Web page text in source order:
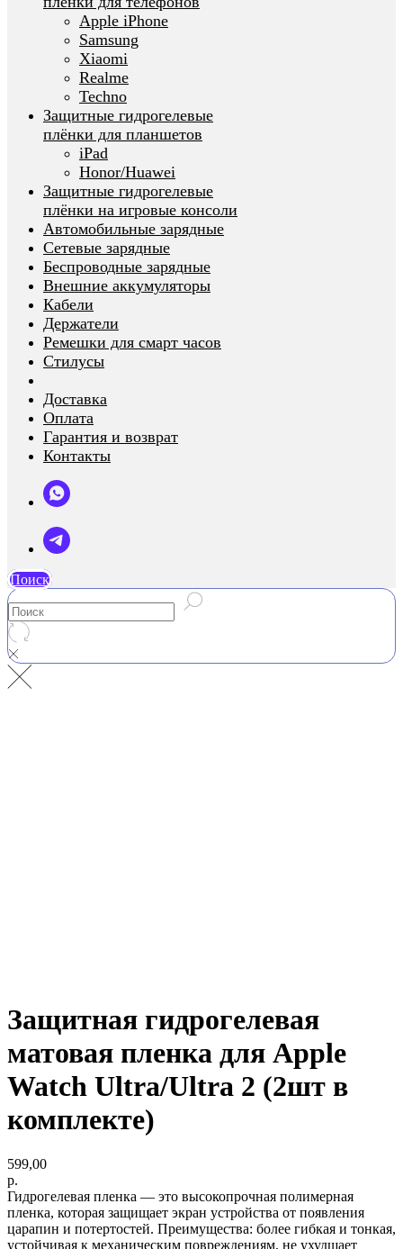
Apple iPhone
Samsung
Xiaomi
Realme
Techno
Защитные гидрогелевые
плёнки для планшетов
iPad
Honor/Huawei
Защитные гидрогелевые
плёнки на игровые консоли
Автомобильные зарядные
Сетевые зарядные
Беспроводные зарядные
Внешние аккумуляторы
Кабели
Держатели
Ремешки для смарт часов
Стилусы
Доставка
Оплата
Гарантия и возврат
Контакты
Поиск
Защитная гидрогелевая
матовая пленка для Apple
Watch Ultra/Ultra 2 (2шт в
комплекте)
599,00
р.
Гидрогелевая пленка — это высокопрочная полимерная
пленка, которая защищает экран устройства от появления
царапин и потертостей. Преимущества: более гибкая и тонкая,
устойчивая к механическим повреждениям, не ухудшает